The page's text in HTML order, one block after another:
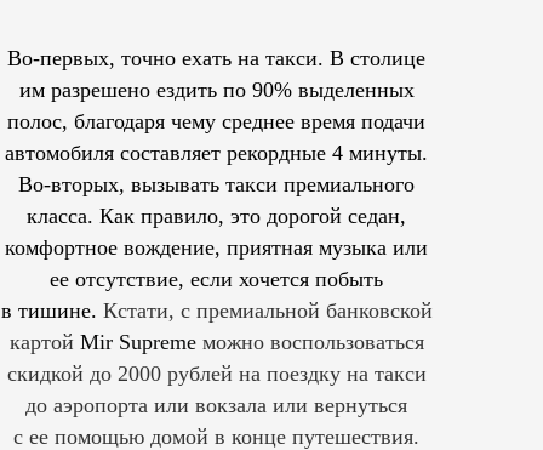
Во-первых, точно ехать на такси. В столице
им разрешеноездить по 90% выделенных
полос, благодаря чему среднее время подачи
автомобиля составляет рекордные 4 минуты.
Во-вторых, вызывать такси премиального
класса. Как правило, это дорогой седан,
комфортное вождение, приятная музыка или
ее отсутствие, если хочется побыть
в тишине. Кстати, с премиальной банковской
картой Mir Supreme можно воспользоваться
скидкой до 2000 рублей на поездку на такси
до аэропорта или вокзала или вернуться
с ее помощью домой в конце путешествия.